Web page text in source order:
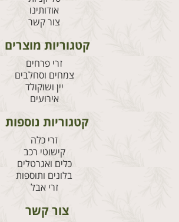
אודותינו
צור קשר
קטגוריות מוצרים
זרי פרחים
צמחים וסחלבים
יין ושוקולד
אירועים
קטגוריות נוספות
זרי כלה
קישוטי רכב
כלים ואגרטלים
בלונים ותוספות
זרי אבל
צור קשר